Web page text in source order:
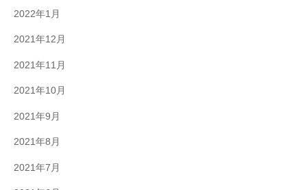
2022年1月
2021年12月
2021年11月
2021年10月
2021年9月
2021年8月
2021年7月